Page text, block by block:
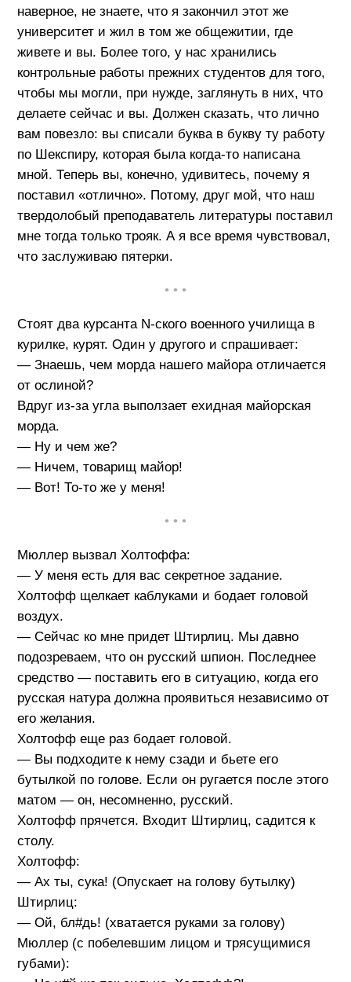
наверное, не знаете, что я закончил этот же
университет и жил в том же общежитии, где
живете и вы. Более того, у нас хранились
контрольные работы прежних студентов для того,
чтобы мы могли, при нужде, заглянуть в них, что
делаете сейчас и вы. Должен сказать, что лично
вам повезло: вы списали буква в букву ту работу
по Шекспиру, которая была когда-то написана
мной. Теперь вы, конечно, удивитесь, почему я
поставил «отлично». Потому, друг мой, что наш
твердолобый преподаватель литературы поставил
мне тогда только трояк. А я все время чувствовал,
что заслуживаю пятерки.
• • •
Стоят два курсанта N-ского военного училища в
курилке, курят. Один у другого и спрашивает:
— Знаешь, чем морда нашего майора отличается
от ослиной?
Вдруг из-за угла выползает ехидная майорская
морда.
— Ну и чем же?
— Ничем, товарищ майор!
— Вот! То-то же у меня!
• • •
Мюллер вызвал Холтоффа:
— У меня есть для вас секретное задание.
Холтофф щелкает каблуками и бодает головой
воздух.
— Сейчас ко мне придет Штирлиц. Мы давно
подозреваем, что он русский шпион. Последнее
средство — поставить его в ситуацию, когда его
русская натура должна проявиться независимо от
его желания.
Холтофф еще раз бодает головой.
— Вы подходите к нему сзади и бьете его
бутылкой по голове. Если он ругается после этого
матом — он, несомненно, русский.
Холтофф прячется. Входит Штирлиц, садится к
столу.
Холтофф:
— Ах ты, сука! (Опускает на голову бутылку)
Штирлиц:
— Ой, бл#дь! (хватается руками за голову)
Мюллер (с побелевшим лицом и трясущимися
губами):